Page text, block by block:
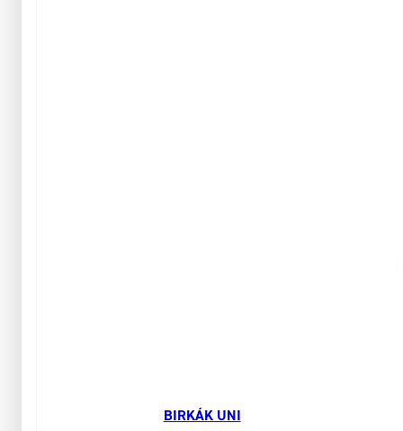
BIRKÁK UNI